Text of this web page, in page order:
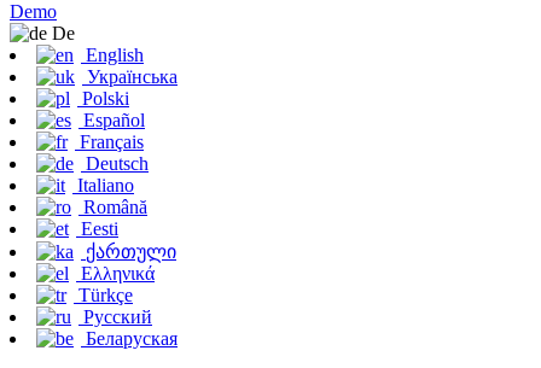
Demo
De
English
Українська
Polski
Español
Français
Deutsch
Italiano
Română
Eesti
ქართული
Ελληνικά
Türkçe
Русский
Беларуская